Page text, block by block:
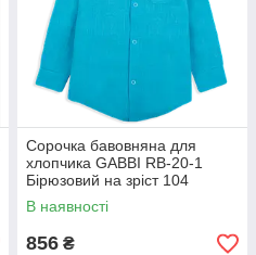
Сорочка бавовняна для
хлопчика GABBI RB-20-1
Бірюзовий на зріст 104
(12026)
В наявності
856 ₴